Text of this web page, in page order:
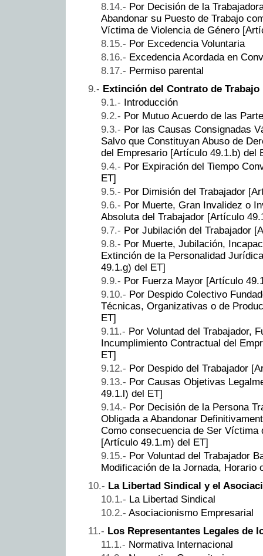
Por Decisión de la
Abandonar su Puesto de Trabajo
Víctima de Violencia de Género
Por Excedencia Voluntaria
Excedencia Acordada en
Permiso parental
Extinción del Contrato de Trabajo
Introducción
Por Mutuo Acuerdo de las
Por las Causas Consignadas
Salvo que Constituyan Abuso de
del Empresario [Artículo 49.1.b) del
Por Expiración del Tiempo
ET]
Por Dimisión del Trabajador
Por Muerte, Gran Invalidez o
Absoluta del Trabajador [Artículo
Por Jubilación del Trabajador
Por Muerte, Jubilación,
Extinción de la Personalidad
49.1.g) del ET]
Por Fuerza Mayor [Artículo
Por Despido Colectivo
Técnicas, Organizativas o de
ET]
Por Voluntad del Trabajador,
Incumplimiento Contractual del
ET]
Por Despido del Trabajador
Por Causas Objetivas
49.1.l) del ET]
Por Decisión de la Persona
Obligada a Abandonar
Como consecuencia de Ser Víctima
[Artículo 49.1.m) del ET]
Por Voluntad del Trabajador
Modificación de la Jornada, Horario
La Libertad Sindical y el
La Libertad Sindical
Asociacionismo Empresarial
Los Representantes Legales de
Normativa Internacional